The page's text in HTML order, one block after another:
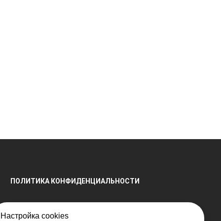
Настройка cookies
ПОЛИТИКА КОНФИДЕНЦИАЛЬНОСТИ